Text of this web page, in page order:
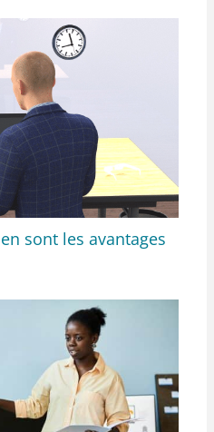
en sont les avantages